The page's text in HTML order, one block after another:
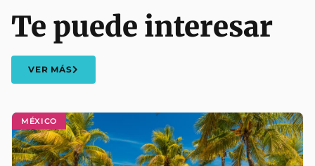
MÉXICO
Te puede interesar
VER MÁS